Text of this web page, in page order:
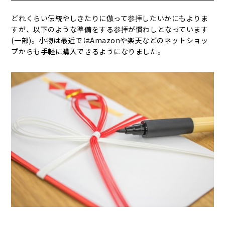
どれくらい伝統やしきたりに倣って参拝したいかにもよりま
すが、以下のような準備をする参拝が慣わしとなっています
(一部)。小物は最近ではAmazonや楽天などのネットショッ
プからも手軽に購入できるようになりました。